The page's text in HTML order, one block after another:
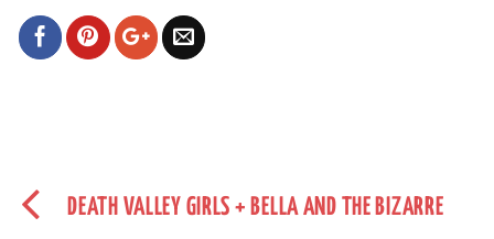
DEATH VALLEY GIRLS + BELLA AND THE BIZARRE